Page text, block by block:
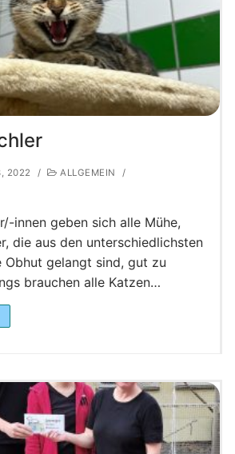
2022 / ALLGEMEIN
/
innen geben sich alle Mühe,
die aus den unterschiedlichsten
Obhut gelangt sind, gut zu
brauchen alle Katzen…